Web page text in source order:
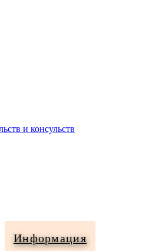
и консульств
Информация